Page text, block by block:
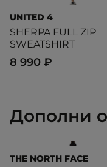
UNITED 4
SHERPA FULL ZIP
SWEATSHIRT
8 990 ₽
Дополни
THE NORTH FACE